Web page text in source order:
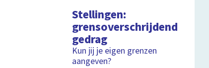
Stellingen:
grensoverschrijdend
gedrag
Kun jij je eigen grenzen
aangeven?